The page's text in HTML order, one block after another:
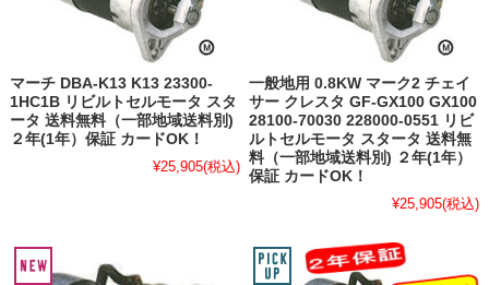
マーチ DBA-K13 K13 23300-
1HC1B リビルトセルモータ スタ
ータ 送料無料（一部地域送料別)
２年(1年）保証 カードOK！
¥25,905(税込)
一般地用 0.8KW マーク2 チェイ
サー クレスタ GF-GX100 GX100
28100-70030 228000-0551 リビ
ルトセルモータ スタータ 送料無
料（一部地域送料別) ２年(1年）
保証 カードOK！
¥25,905(税込)